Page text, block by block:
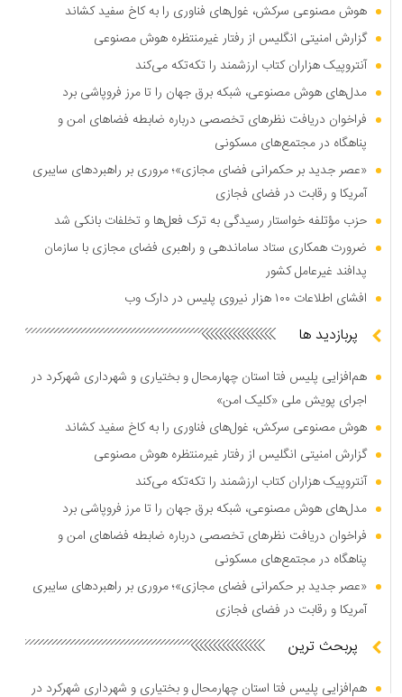
هوش مصنوعی سرکش، غول‌های فناوری را به کاخ سفید کشاند
گزارش امنیتی انگلیس از رفتار غیرمنتظره هوش مصنوعی
آنتروپیک هزاران کتاب ارزشمند را تکه‌تکه می‌کند
مدل‌های هوش مصنوعی، شبکه برق جهان را تا مرز فروپاشی برد
فراخوان دریافت نظر‌های تخصصی درباره ضابطه فضا‌های امن و
پناهگاه در مجتمع‌های مسکونی
«عصر جدید بر حکمرانی فضای مجازی»؛ مروری بر راهبرد‌های سایبری
آمریکا و رقابت در فضای فجازی
حزب مؤتلفه خواستار رسیدگی به ترک فعل‌ها و تخلفات بانکی شد
ضرورت همکاری ستاد ساماندهی و راهبری فضای مجازی با سازمان
پدافند غیرعامل کشور
افشای اطلاعات ۱۰۰ هزار نیروی پلیس در دارک وب
پربازدید ها
هم‌افزایی پلیس فتا استان چهارمحال و بختیاری و شهرداری شهرکرد در
اجرای پویش ملی «کلیک امن»
هوش مصنوعی سرکش، غول‌های فناوری را به کاخ سفید کشاند
گزارش امنیتی انگلیس از رفتار غیرمنتظره هوش مصنوعی
آنتروپیک هزاران کتاب ارزشمند را تکه‌تکه می‌کند
مدل‌های هوش مصنوعی، شبکه برق جهان را تا مرز فروپاشی برد
فراخوان دریافت نظر‌های تخصصی درباره ضابطه فضا‌های امن و
پناهگاه در مجتمع‌های مسکونی
«عصر جدید بر حکمرانی فضای مجازی»؛ مروری بر راهبرد‌های سایبری
آمریکا و رقابت در فضای فجازی
پربحث ترین
هم‌افزایی پلیس فتا استان چهارمحال و بختیاری و شهرداری شهرکرد در